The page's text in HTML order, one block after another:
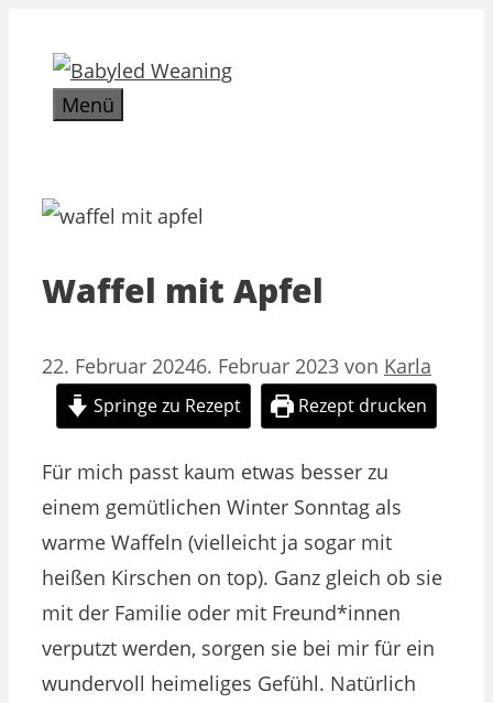
Inhalt
springenMenü
Waffel mit Apfel
22. Februar 20246. Februar 2023 von Karla
Springe zu Rezept Rezept drucken
Für mich passt kaum etwas besser zu
einem gemütlichen Winter Sonntag als
warme Waffeln (vielleicht ja sogar mit
heißen Kirschen on top). Ganz gleich ob sie
mit der Familie oder mit Freund*innen
verputzt werden, sorgen sie bei mir für ein
wundervoll heimeliges Gefühl. Natürlich